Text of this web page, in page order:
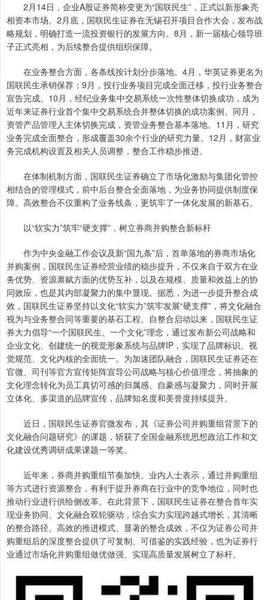
2月14日，企业A股证券简称变更为“国联民生”，正式以新形象亮
相资本市场。2月底，国联民生证券在无锡召开项目合作大会，发布战
略规划，明确打造一流投资银行的发展方向。8月，新一届核心领导班
子正式亮相，为后续整合提供组织保障。
在业务整合方面，各条线按计划分步落地。4月，华英证券更名为
国联民生承销保荐；9月，投行业务项目完成全面迁移，投行业务整合
宣告完成。10月，经纪业务集中交易系统一次性整体切换成功，成为
近年来证券行业首个集中交易系统合并整体切换的成功案例。同月，
资管产品管理人主体切换完成，资管业务整合基本落地。11月，研究
业务完成全面整合，形成覆盖30余个行业的研究力量。12月，财富业
务完成机构设置及相关人员调整，整合工作稳步推进。
在体制机制方面，国联民生证券确立了市场化激励与集团化管控
相结合的管理模式，前中后台整合全面落地，为业务协同提供制度保
障。高效整合不仅重构了业务线条，更筑牢了一体化发展的新基石。
以“软实力”筑牢“硬支撑”，树立券商并购整合新标杆
作为中央金融工作会议及新“国九条”后，首单落地的券商市场化
并购案例，国联民生证券经营业绩的稳步提升，不仅来自于双方在业
务优势、资源禀赋方面的优势互补，以及在规模、质量和效益上的协
同效应，也是其内部凝聚力的集中显现。据悉，为进一步提升整合成
效，国联民生证券坚持以文化“软实力”筑牢发展“硬支撑”，将文化融合
视为与业务整合同等重要的基石工程。自整合启动以来，国联民生证
券大力倡导“一个国联民生、一个文化”理念，通过发布新公司战略和
企业文化、创建统一的视觉形象系统与品牌IP，实现了品牌标识、视
觉规范、文化内核的全面统一。为加速团队融合，国联民生证券还在
官微、司刊等官方宣传矩阵宣导公司战略与核心价值理念，将抽象的
文化理念转化为员工真切可感的归属感、自豪感与凝聚力，同时开展
立体化、多渠道的品牌宣传，品牌知名度和美誉度持续提升。
近日，国联民生证券官微发布，其《证券公司并购重组背景下的
文化融合问题研究》的课题，斩获了全国金融系统思想政治工作和文
化建设优秀调研成果课题一等奖。
近年来，券商并购重组节奏加快。业内人士表示，通过并购重组
等方式进行资源整合，有利于提升券商在行业中的竞争地位，同时也
推动行业进行供给侧改革。在此背景下，国联民生证券在整合首年实
现业务协同、文化融合双轮驱动，综合实力实现跨越式增长，其清晰
的整合路径、高效的推进模式、显著的整合成效，不仅为证券公司并
购重组后的深度整合提供了可复制、可借鉴的实践经验，也为证券行
业通过市场化并购重组做优做强、实现高质量发展树立了标杆。